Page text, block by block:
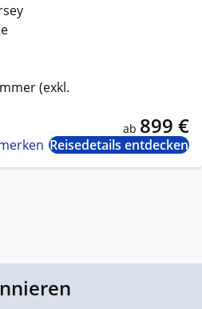
(exkl.
ab 899 €
Reisedetails entdecken